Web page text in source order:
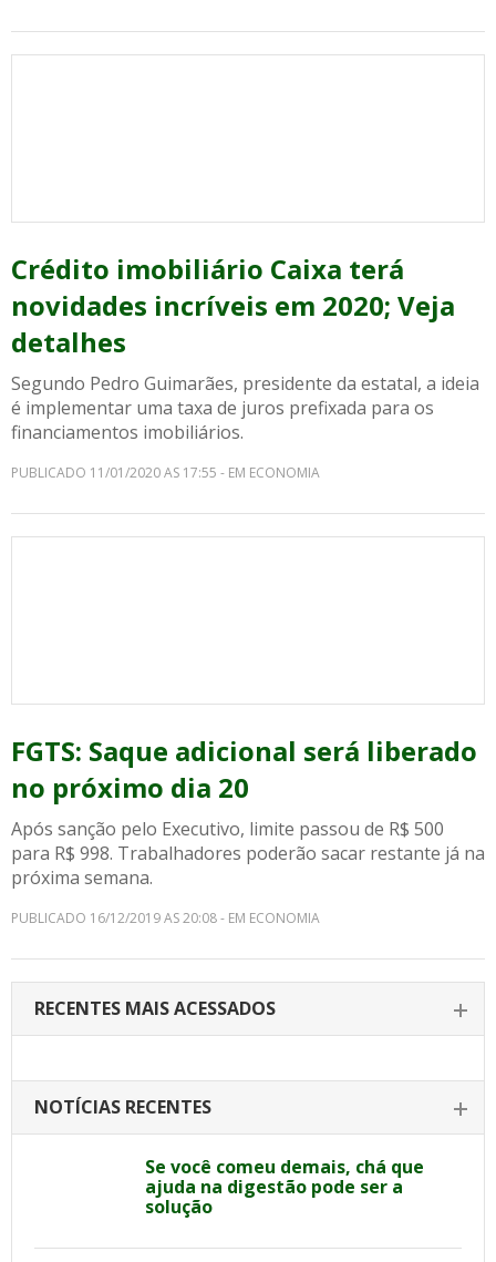
Crédito imobiliário Caixa terá
novidades incríveis em 2020; Veja
detalhes
Segundo Pedro Guimarães, presidente da estatal, a ideia
é implementar uma taxa de juros prefixada para os
financiamentos imobiliários.
PUBLICADO 11/01/2020 AS 17:55 - EM ECONOMIA
FGTS: Saque adicional será liberado
no próximo dia 20
Após sanção pelo Executivo, limite passou de R$ 500
para R$ 998. Trabalhadores poderão sacar restante já na
próxima semana.
PUBLICADO 16/12/2019 AS 20:08 - EM ECONOMIA
RECENTES MAIS ACESSADOS
NOTÍCIAS RECENTES
Se você comeu demais, chá que
ajuda na digestão pode ser a
solução